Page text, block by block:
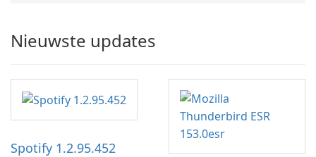
Nieuwste updates
Spotify 1.2.95.452